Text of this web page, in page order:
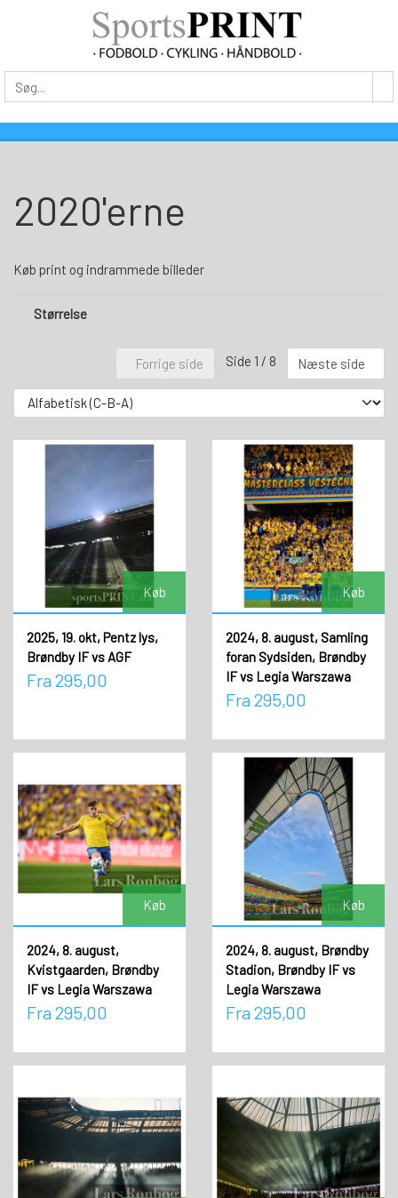
2020'erne
Køb print og indrammede billeder
Størrelse
Forrige side Side 1 / 8 Næste side
Køb
2025, 19. okt, Pentz lys,
Brøndby IF vs AGF
Fra 295,00
Køb
2024, 8. august, Samling
foran Sydsiden, Brøndby
IF vs Legia Warszawa
Fra 295,00
Køb
2024, 8. august,
Kvistgaarden, Brøndby
IF vs Legia Warszawa
Fra 295,00
Køb
2024, 8. august, Brøndby
Stadion, Brøndby IF vs
Legia Warszawa
Fra 295,00